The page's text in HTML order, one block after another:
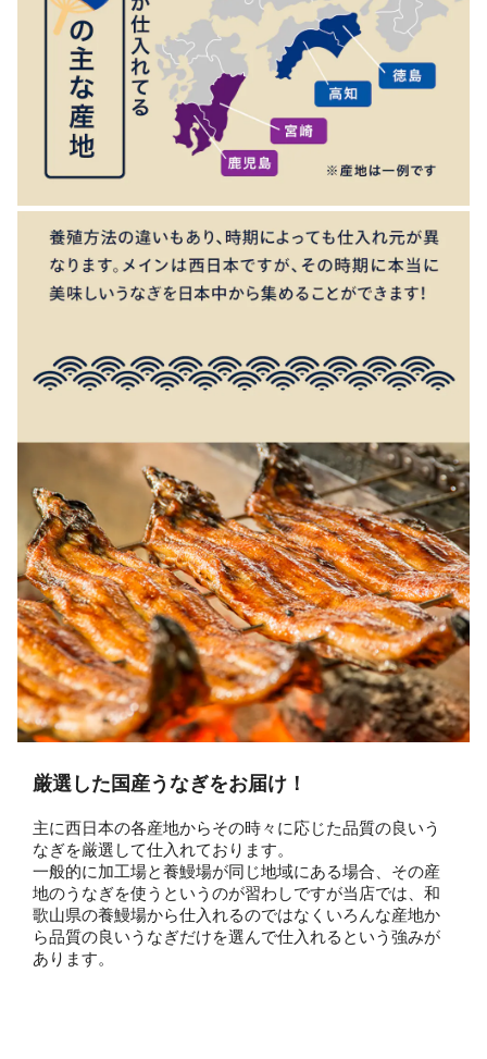
厳選した国産うなぎをお届け！
主に西日本の各産地からその時々に応じた品質の良いう
なぎを厳選して仕入れております。
一般的に加工場と養鰻場が同じ地域にある場合、その産
地のうなぎを使うというのが習わしですが当店では、和
歌山県の養鰻場から仕入れるのではなくいろんな産地か
ら品質の良いうなぎだけを選んで仕入れるという強みが
あります。